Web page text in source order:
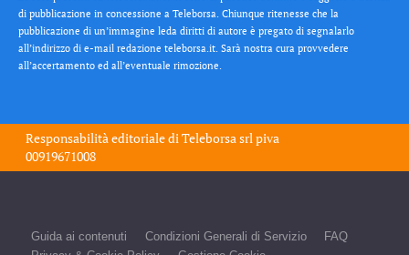
di pubblicazione in concessione a Teleborsa. Chiunque ritenesse che la
pubblicazione di un’immagine leda diritti di autore è pregato di segnalarlo
all’indirizzo di e-mail redazione teleborsa.it. Sarà nostra cura provvedere
all’accertamento ed all’eventuale rimozione.
Responsabilità editoriale diTeleborsa srl piva
00919671008
Guida ai contenuti Condizioni Generali di Servizio
FAQ